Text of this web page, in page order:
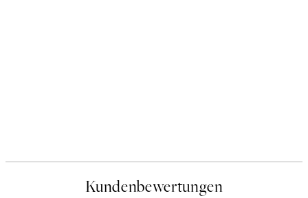
Kundenbewertungen